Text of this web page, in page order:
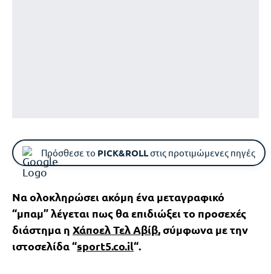
Πρόσθεσε το PICK&ROLLστις προτιμώμενες πηγές
Να ολοκληρώσει ακόμη ένα μεταγραφικό
“μπαμ” λέγεται πως θα επιδιώξει το προσεχές
διάστημα η Χάποελ Τελ Αβίβ, σύμφωνα με την
ιστοσελίδα “sport5.co.il“.